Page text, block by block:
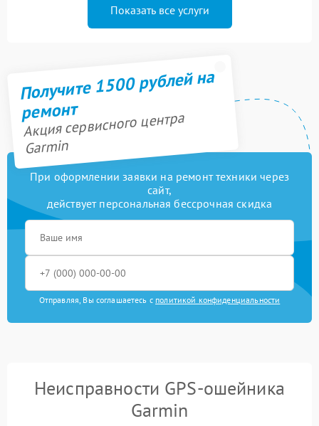
Показать все услуги
Получите 1500 рублей на
ремонт
Акция сервисного центра
Garmin
При оформлении заявки на ремонт техники через
сайт,
действует персональная бессрочная скидка
Отправляя, Вы соглашаетесь с политикой конфиденциальности
Неисправности GPS-ошейника
Garmin